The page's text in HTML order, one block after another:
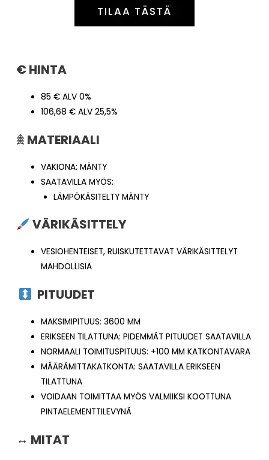
TILAA TÄSTÄ
€ HINTA
85 € ALV 0%
106,68 € ALV 25,5%
𖠰 MATERIAALI
VAKIONA: MÄNTY
SAATAVILLA MYÖS:
LÄMPÖKÄSITELTY MÄNTY
VÄRIKÄSITTELY
VESIOHENTEISET, RUISKUTETTAVAT VÄRIKÄSITTELYT
MAHDOLLISIA
PITUUDET
MAKSIMIPITUUS: 3600 MM
ERIKSEEN TILATTUNA: PIDEMMÄT PITUUDET SAATAVILLA
NORMAALI TOIMITUSPITUUS: +100 MM KATKONTAVARA
MÄÄRÄMITTAKATKONTA: SAATAVILLA ERIKSEEN
TILATTUNA
VOIDAAN TOIMITTAA MYÖS VALMIIKSI KOOTTUNA
PINTAELEMENTTILEVYNÄ
↔ MITAT